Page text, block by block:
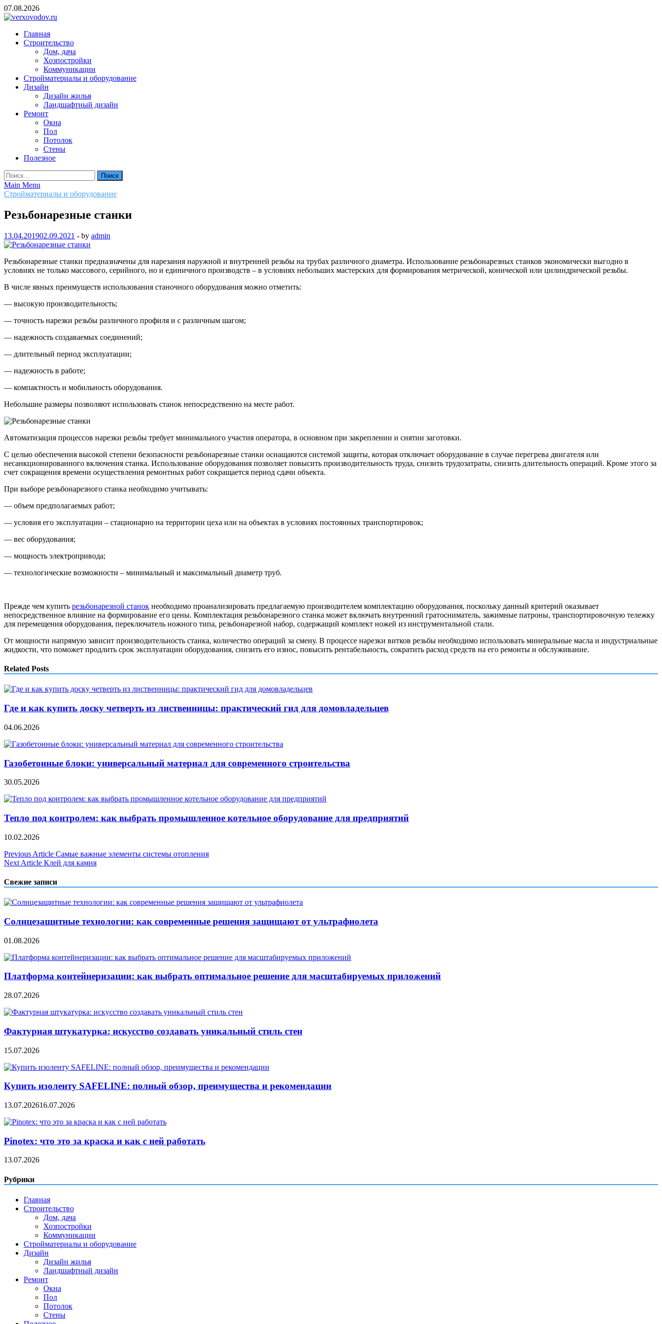
Skip
to
07.08.2026
verxovodov.ru
Ремонт и строительство
Главная
Строительство
Дом, дача
Хозпостройки
Коммуникации
Стройматериалы и оборудование
Дизайн
Дизайн жилья
Ландшафтный дизайн
Ремонт
Окна
Пол
Потолок
Стены
Полезное
Найти:
Main Menu
Стройматериалы и оборудование
Резьбонарезные станки
13.04.201902.09.2021 - by admin
Резьбонарезные станки предназначены для нарезания наружной и внутренней резьбы на трубах различного диаметра. Использование резьбонарезных станков экономически выгодно в
условиях не только массового, серийного, но и единичного производств – в условиях небольших мастерских для формирования метрической, конической или цилиндрической резьбы.
В числе явных преимуществ использования станочного оборудования можно отметить:
— высокую производительность;
— точность нарезки резьбы различного профиля и с различным шагом;
— надежность создаваемых соединений;
— длительный период эксплуатации;
— надежность в работе;
— компактность и мобильность оборудования.
Небольшие размеры позволяют использовать станок непосредственно на месте работ.
Автоматизация процессов нарезки резьбы требует минимального участия оператора, в основном при закреплении и снятии заготовки.
С целью обеспечения высокой степени безопасности резьбонарезные станки оснащаются системой защиты, которая отключает оборудование в случае перегрева двигателя или
несанкционированного включения станка. Использование оборудования позволяет повысить производительность труда, снизить трудозатраты, снизить длительность операций. Кроме этого за
счет сокращения времени осуществления ремонтных работ сокращается период сдачи объекта.
При выборе резьбонарезного станка необходимо учитывать:
— объем предполагаемых работ;
— условия его эксплуатации – стационарно на территории цеха или на объектах в условиях постоянных транспортировок;
— вес оборудования;
— мощность электропривода;
— технологические возможности – минимальный и максимальный диаметр труб.
Прежде чем купить резьбонарезной станок необходимо проанализировать предлагаемую производителем комплектацию оборудования, поскольку данный критерий оказывает
непосредственное влияние на формирование его цены. Комплектация резьбонарезного станка может включать внутренний гратосниматель, зажимные патроны, транспортировочную тележку
для перемещения оборудования, переключатель ножного типа, резьбонарезной набор, содержащий комплект ножей из инструментальной стали.
От мощности напрямую зависит производительность станка, количество операций за смену. В процессе нарезки витков резьбы необходимо использовать минеральные масла и индустриальные
жидкости, что поможет продлить срок эксплуатации оборудования, снизить его износ, повысить рентабельность, сократить расход средств на его ремонты и обслуживание.
Related Posts
Где и как купить доску четверть из лиственницы: практический гид для домовладельцев
04.06.2026
Газобетонные блоки: универсальный материал для современного строительства
30.05.2026
Тепло под контролем: как выбрать промышленное котельное оборудование для предприятий
10.02.2026
Навигация
по
записям
Previous Article Самые важные элементы системы отопления
Next Article Клей для камня
Свежие записи
Солнцезащитные технологии: как современные решения защищают от ультрафиолета
01.08.2026
Платформа контейнеризации: как выбрать оптимальное решение для масштабируемых приложений
28.07.2026
Фактурная штукатурка: искусство создавать уникальный стиль стен
15.07.2026
Купить изоленту SAFELINE: полный обзор, преимущества и рекомендации
13.07.202616.07.2026
Pinotex: что это за краска и как с ней работать
13.07.2026
Рубрики
Главная
Строительство
Дом, дача
Хозпостройки
Коммуникации
Стройматериалы и оборудование
Дизайн
Дизайн жилья
Ландшафтный дизайн
Ремонт
Окна
Пол
Потолок
Стены